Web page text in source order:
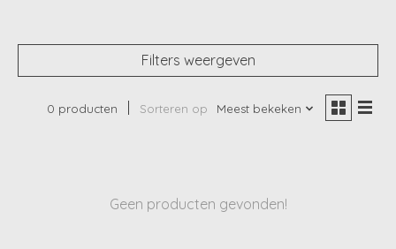
Filters weergeven
0 producten Sorteren op Meest bekeken
Geen producten gevonden!